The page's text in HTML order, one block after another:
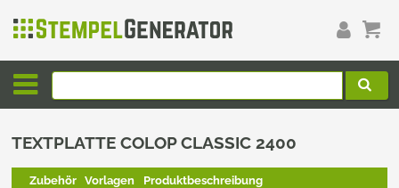
TEXTPLATTE COLOP CLASSIC 2400
Zubehör Vorlagen
Produktbeschreibung